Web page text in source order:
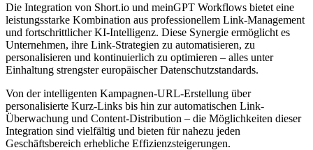
Die Integration von Short.io und meinGPT Workflows bietet eine
leistungsstarke Kombination aus professionellem Link-Management
und fortschrittlicher KI-Intelligenz. Diese Synergie ermöglicht es
Unternehmen, ihre Link-Strategien zu automatisieren, zu
personalisieren und kontinuierlich zu optimieren – alles unter
Einhaltung strengster europäischer Datenschutzstandards.
Von der intelligenten Kampagnen-URL-Erstellung über
personalisierte Kurz-Links bis hin zur automatischen Link-
Überwachung und Content-Distribution – die Möglichkeiten dieser
Integration sind vielfältig und bieten für nahezu jeden
Geschäftsbereich erhebliche Effizienzsteigerungen.